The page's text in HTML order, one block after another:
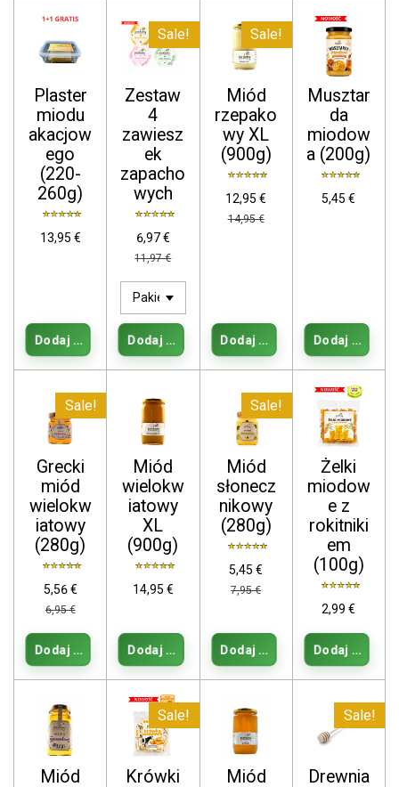
Plaster
miodu
akacjow
ego
(220-
260g)
13,95 €
Dodaj do koszyka
Sale!
Zestaw
4
zawiesz
ek
zapacho
wych
6,97 €
11,97 €
Dodaj do koszyka
Sale!
Miód
rzepako
wy XL
(900g)
12,95 €
14,95 €
Dodaj do koszyka
Musztar
da
miodow
a (200g)
5,45 €
Dodaj do
Sale!
Grecki
miód
wielokw
iatowy
(280g)
5,56 €
6,95 €
Dodaj do koszyka
Miód
wielokw
iatowy
XL
(900g)
14,95 €
Dodaj do koszyka
Sale!
Miód
słonecz
nikowy
(280g)
5,45 €
7,95 €
Dodaj do koszyka
Żelki
miodow
e z
rokitniki
em
(100g)
2,99 €
Dodaj do
Miód
Sale!
Krówki
Miód
Sale!
Drewnia